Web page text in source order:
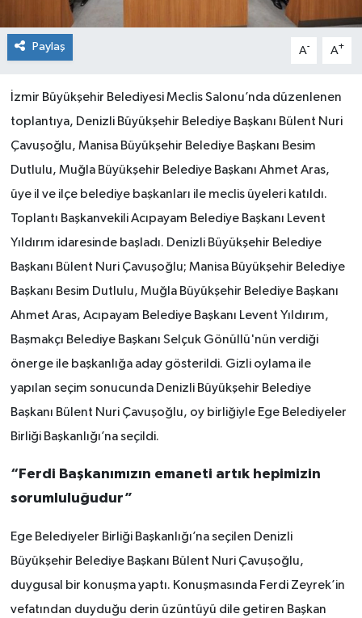
Paylaş A- A+
İzmir Büyükşehir Belediyesi Meclis Salonu’nda düzenlenen
toplantıya, Denizli Büyükşehir Belediye Başkanı Bülent Nuri
Çavuşoğlu, Manisa Büyükşehir Belediye Başkanı Besim
Dutlulu, Muğla Büyükşehir Belediye Başkanı Ahmet Aras,
üye il ve ilçe belediye başkanları ile meclis üyeleri katıldı.
Toplantı Başkanvekili Acıpayam Belediye Başkanı Levent
Yıldırım idaresinde başladı. Denizli Büyükşehir Belediye
Başkanı Bülent Nuri Çavuşoğlu; Manisa Büyükşehir Belediye
Başkanı Besim Dutlulu, Muğla Büyükşehir Belediye Başkanı
Ahmet Aras, Acıpayam Belediye Başkanı Levent Yıldırım,
Başmakçı Belediye Başkanı Selçuk Gönüllü'nün verdiği
önerge ile başkanlığa aday gösterildi. Gizli oylama ile
yapılan seçim sonucunda Denizli Büyükşehir Belediye
Başkanı Bülent Nuri Çavuşoğlu, oy birliğiyle Ege Belediyeler
Birliği Başkanlığı’na seçildi.
“Ferdi Başkanımızın emaneti artık hepimizin
sorumluluğudur”
Ege Belediyeler Birliği Başkanlığı’na seçilen Denizli
Büyükşehir Belediye Başkanı Bülent Nuri Çavuşoğlu,
duygusal bir konuşma yaptı. Konuşmasında Ferdi Zeyrek’in
vefatından duyduğu derin üzüntüyü dile getiren Başkan